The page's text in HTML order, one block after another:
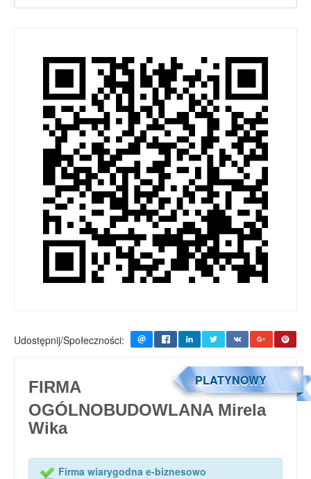
Udostępnij/Społeczności:
PLATYNOWY
FIRMA
OGÓLNOBUDOWLANA Mirela
Wika
Firma wiarygodna e-biznesowo